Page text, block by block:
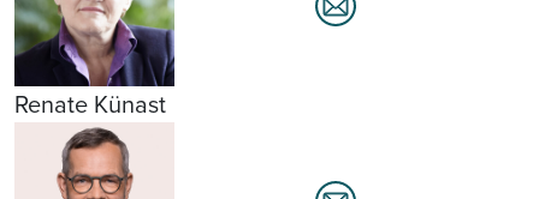
Renate Künast